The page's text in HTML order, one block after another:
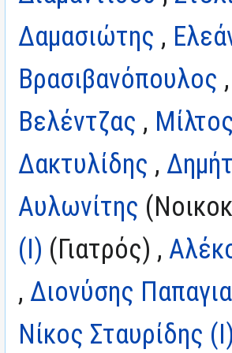
Δαμασιώτης ,
Βρασιβανόπουλος
Βελέντζας ,
Δακτυλίδης ,
Αυλωνίτης
(I) (Γιατρός) ,
, Διονύσης
Νίκος Σταυρίδης